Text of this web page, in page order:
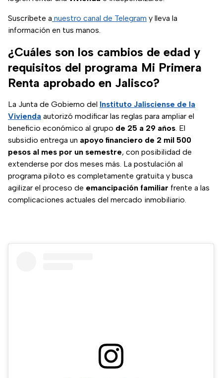
Suscríbete a nuestro canal de Telegram y lleva la
información en tus manos.
¿Cuáles son los cambios de edad y
requisitos del programa Mi Primera
Renta aprobado en Jalisco?
La Junta de Gobierno del Instituto Jalisciense de la
Vivienda autorizó modificar las reglas para ampliar el
beneficio económico al grupo de 25 a 29 años. El
subsidio entrega un apoyo financiero de 2 mil 500
pesos al mes por un semestre, con posibilidad de
extenderse por dos meses más. La postulación al
programa piloto es completamente gratuita y busca
agilizar el proceso de emancipación familiar frente a las
complicaciones actuales del mercado inmobiliario.